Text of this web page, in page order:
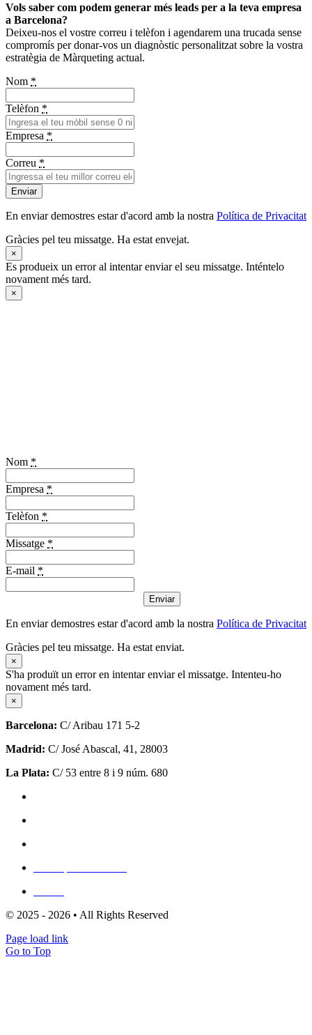
Vols saber com podem generar més leads per a la teva empresa
a Barcelona?
Deixeu-nos el vostre correu i telèfon i agendarem una trucada sense
compromís per donar-vos un diagnòstic personalitzat sobre la vostra
estratègia de Màrqueting actual.
Nom *
Telèfon *
Empresa *
Correu *
Enviar
En enviar demostres estar d'acord amb la nostra Política de Privacitat
Gràcies pel teu missatge. Ha estat envejat.
×
Es produeix un error al intentar enviar el seu missatge. Inténtelo
novament més tard.
×
Nom *
Empresa *
Telèfon *
Missatge *
E-mail *
Enviar
En enviar demostres estar d'acord amb la nostra Política de Privacitat
Gràcies pel teu missatge. Ha estat enviat.
×
S'ha produït un error en intentar enviar el missatge. Intenteu-ho
novament més tard.
×
Barcelona: C/ Aribau 171 5-2
Madrid: C/ José Abascal, 41, 28003
La Plata: C/ 53 entre 8 i 9 núm. 680
© 2025 - 2026 • All Rights Reserved
Page load link
Go to Top